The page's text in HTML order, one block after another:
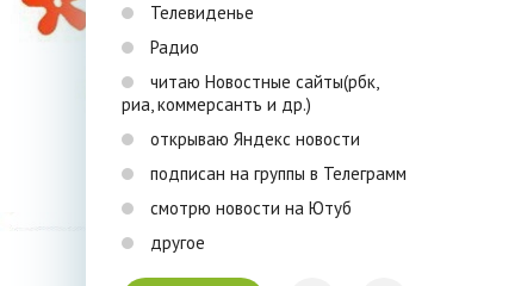
Телевиденье
Радио
читаю Новостные сайты(рбк,
риа, коммерсантъ и др.)
открываю Яндекс новости
подписан на группы в Телеграмм
смотрю новости на Ютуб
другое